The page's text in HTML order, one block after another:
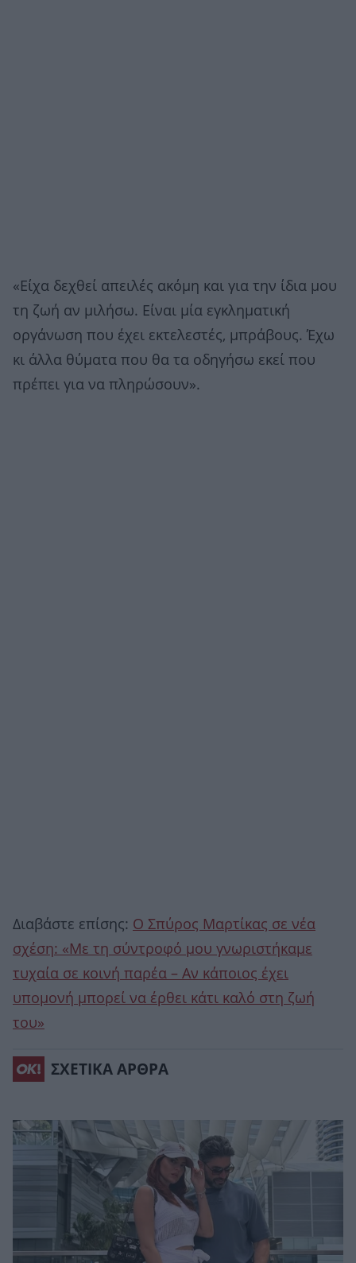
«Είχα δεχθεί απειλές ακόμη και για την ίδια μου
τη ζωή αν μιλήσω. Είναι μία εγκληματική
οργάνωση που έχει εκτελεστές, μπράβους. Έχω
κι άλλα θύματα που θα τα οδηγήσω εκεί που
πρέπει για να πληρώσουν».
Διαβάστε επίσης: Ο Σπύρος Μαρτίκας σε νέα
σχέση: «Με τη σύντροφό μου γνωριστήκαμε
τυχαία σε κοινή παρέα – Αν κάποιος έχει
υπομονή μπορεί να έρθει κάτι καλό στη ζωή
του»
ΣΧΕΤΙΚΑ ΑΡΘΡΑ